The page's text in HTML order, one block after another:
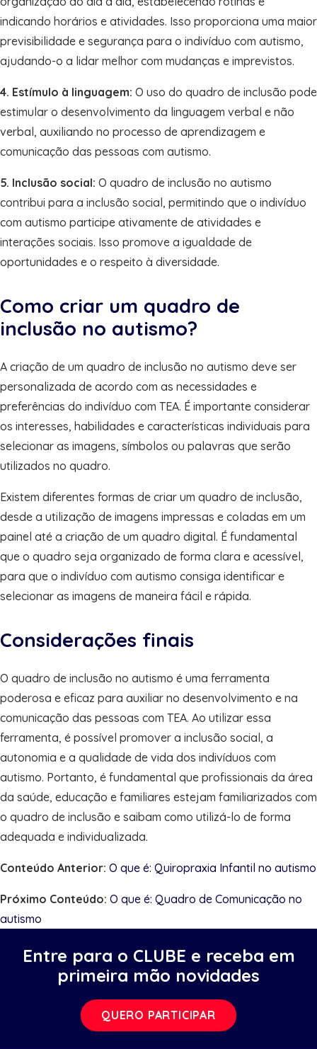
indicando horários e atividades. Isso proporciona uma maior
previsibilidade e segurança para o indivíduo com autismo,
ajudando-o a lidar melhor com mudanças e imprevistos.
4. Estímulo à linguagem: O uso do quadro de inclusão pode
estimular o desenvolvimento da linguagem verbal e não
verbal, auxiliando no processo de aprendizagem e
comunicação das pessoas com autismo.
5. Inclusão social: O quadro de inclusão no autismo
contribui para a inclusão social, permitindo que o indivíduo
com autismo participe ativamente de atividades e
interações sociais. Isso promove a igualdade de
oportunidades e o respeito à diversidade.
Como criar um quadro de
inclusão no autismo?
A criação de um quadro de inclusão no autismo deve ser
personalizada de acordo com as necessidades e
preferências do indivíduo com TEA. É importante considerar
os interesses, habilidades e características individuais para
selecionar as imagens, símbolos ou palavras que serão
utilizados no quadro.
Existem diferentes formas de criar um quadro de inclusão,
desde a utilização de imagens impressas e coladas em um
painel até a criação de um quadro digital. É fundamental
que o quadro seja organizado de forma clara e acessível,
para que o indivíduo com autismo consiga identificar e
selecionar as imagens de maneira fácil e rápida.
Considerações finais
O quadro de inclusão no autismo é uma ferramenta
poderosa e eficaz para auxiliar no desenvolvimento e na
comunicação das pessoas com TEA. Ao utilizar essa
ferramenta, é possível promover a inclusão social, a
autonomia e a qualidade de vida dos indivíduos com
autismo. Portanto, é fundamental que profissionais da área
da saúde, educação e familiares estejam familiarizados com
o quadro de inclusão e saibam como utilizá-lo de forma
adequada e individualizada.
Conteúdo Anterior: O que é: Quiropraxia Infantil no autismo
Próximo Conteúdo: O que é: Quadro de Comunicação no
autismo
Entre para o CLUBE e receba em
primeira mão novidades
QUERO PARTICIPAR